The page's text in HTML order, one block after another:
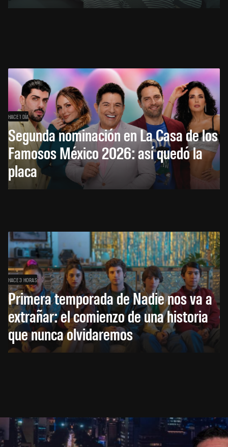
HACE 1 DÍA
Segunda nominación en La Casa de los
Famosos México 2026: así quedó la
placa
HACE 3 HORAS
Primera temporada de Nadie nos va a
extrañar: el comienzo de una historia
que nunca olvidaremos